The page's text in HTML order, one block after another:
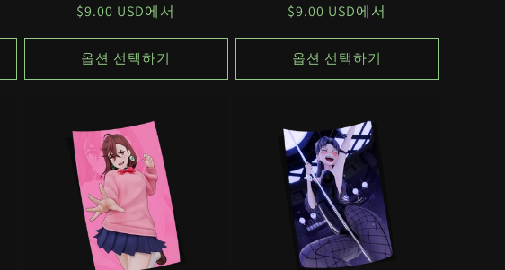
정
$9.00 USD에서
옵션 선택하기
정
$9.00 USD에서
옵션 선택하기